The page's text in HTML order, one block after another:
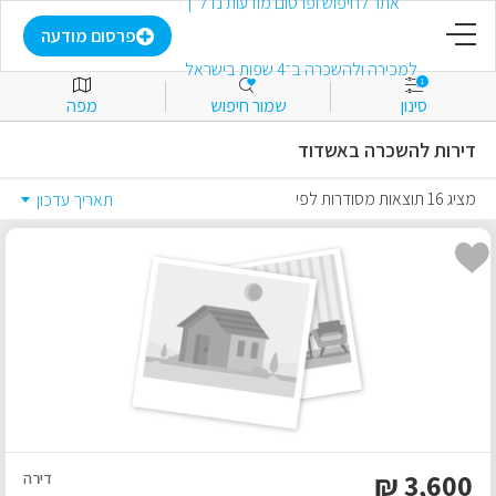
פרסום מודעה
פרסום מודעה
התחבר
מסחרי
1
סינון שמור חיפוש מפה
דירות להשכרה באשדוד
מציג 16 תוצאות מסודרות לפי תאריך עדכון
3,600
₪ דירה